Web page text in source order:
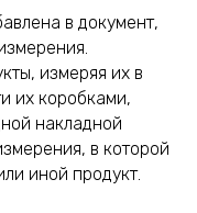
в документ,
измеряя их в
их коробками,
накладной
в которой
иной продукт.